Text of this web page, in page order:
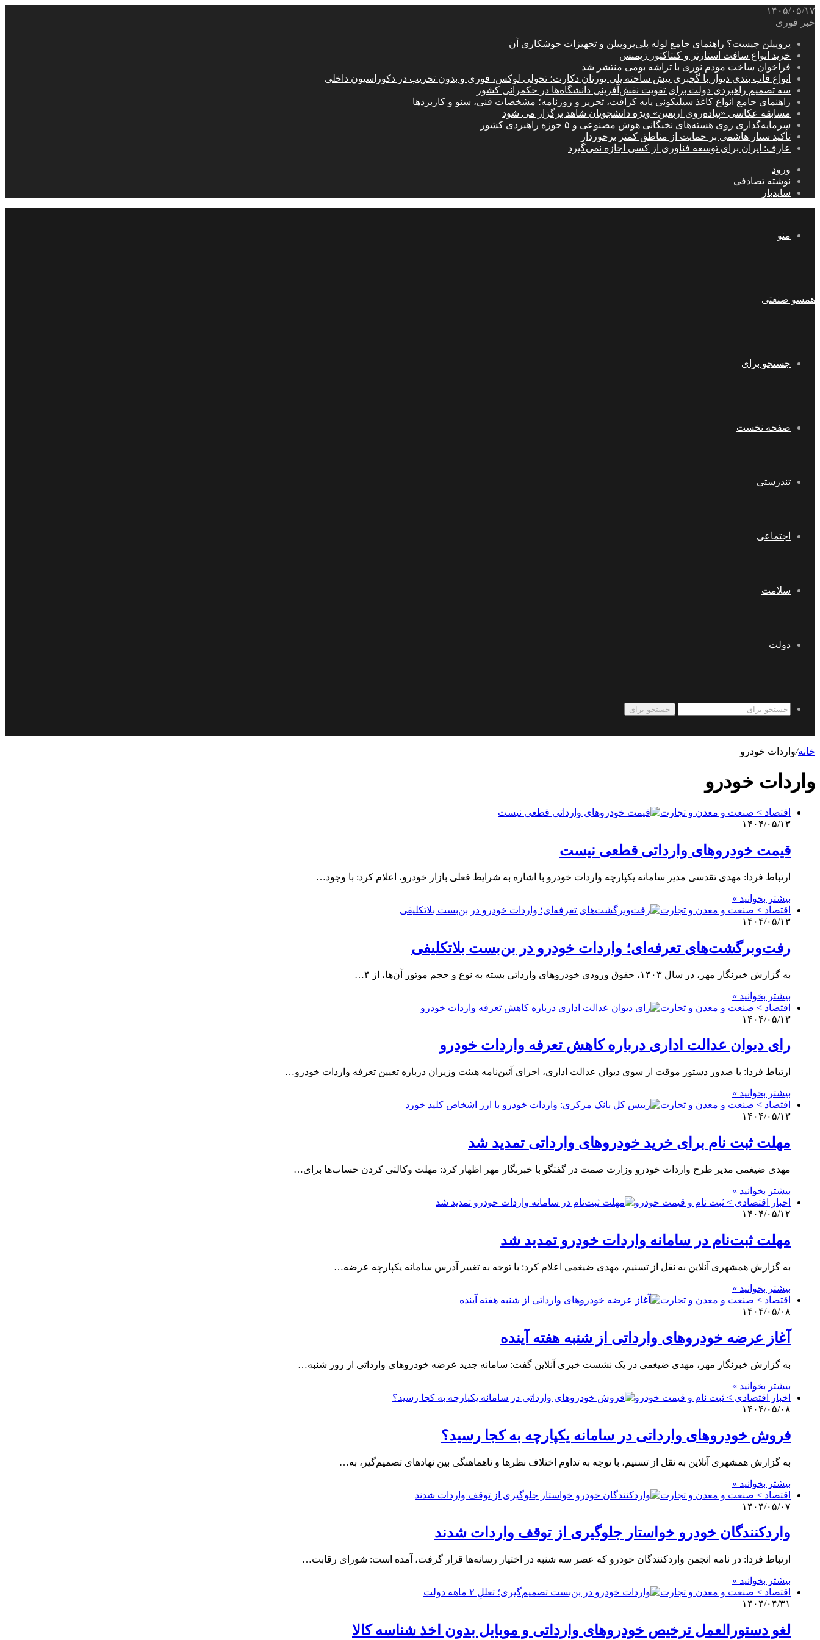
۱۴۰۵/۰۵/۱۷
خبر فوری
پروپیلن چیست؟ راهنمای جامع لوله پلی‌پروپیلن و تجهیزات جوشکاری آن
خرید انواع سافت استارتر و کنتاکتور زیمنس
فراخوان ساخت مودم نوری با تراشه بومی منتشر شد
انواع قاب بندی دیوار با گچبری پیش ساخته پلی یورتان دکارت؛ تحولی لوکس، فوری و بدون تخریب در دکوراسیون داخلی
سه تصمیم راهبردی دولت برای تقویت نقش‌آفرینی دانشگاه‌ها در حکمرانی کشور
راهنمای جامع انواع کاغذ سیلیکونی پایه کرافت، تحریر و روزنامه؛ مشخصات فنی، سئو و کاربردها
مسابقه عکاسی «پیاده‌روی اربعین» ویژه دانشجویان شاهد برگزار می شود
سرمایه‌گذاری روی هسته‌های نخبگانی هوش مصنوعی و ۵ حوزه راهبردی کشور
تأکید ستار هاشمی بر حمایت از مناطق کمتر برخوردار
عارف: ایران برای توسعه فناوری از کسی اجازه نمی‌گیرد
ورود
نوشته تصادفی
سایدبار
منو
همسو صنعتی
جستجو برای
صفحه نخست
تندرستی
اجتماعی
سلامت
دولت
جستجو برای
خانه/واردات خودرو
واردات خودرو
اقتصاد > صنعت و معدن و تجارت
۱۴۰۴/۰۵/۱۳
قیمت خودروهای وارداتی قطعی نیست
ارتباط فردا: مهدی تقدسی مدیر سامانه یکپارچه واردات خودرو با اشاره به شرایط فعلی بازار خودرو، اعلام کرد: با وجود…
بیشتر بخوانید »
اقتصاد > صنعت و معدن و تجارت
۱۴۰۴/۰۵/۱۳
رفت‌وبرگشت‌های تعرفه‌ای؛ واردات خودرو در بن‌بست بلاتکلیفی
به گزارش خبرنگار مهر، در سال ۱۴۰۳، حقوق ورودی خودروهای وارداتی بسته به نوع و حجم موتور آن‌ها، از ۴…
بیشتر بخوانید »
اقتصاد > صنعت و معدن و تجارت
۱۴۰۴/۰۵/۱۳
رای دیوان عدالت اداری درباره کاهش تعرفه واردات خودرو
ارتباط فردا: با صدور دستور موقت از سوی دیوان عدالت اداری، اجرای آئین‌نامه هیئت وزیران درباره تعیین تعرفه واردات خودرو…
بیشتر بخوانید »
اقتصاد > صنعت و معدن و تجارت
۱۴۰۴/۰۵/۱۳
مهلت ثبت نام برای خرید خودروهای وارداتی تمدید شد
مهدی ضیغمی مدیر طرح واردات خودرو وزارت صمت در گفتگو با خبرنگار مهر اظهار کرد: مهلت وکالتی کردن حساب‌ها برای…
بیشتر بخوانید »
اخبار اقتصادی > ثبت نام و قیمت خودرو
۱۴۰۴/۰۵/۱۲
مهلت ثبت‌نام در سامانه واردات خودرو تمدید شد
به گزارش همشهری آنلاین به نقل از تسنیم، مهدی ضیغمی اعلام کرد: با توجه به تغییر آدرس سامانه یکپارچه عرضه…
بیشتر بخوانید »
اقتصاد > صنعت و معدن و تجارت
۱۴۰۴/۰۵/۰۸
آغاز عرضه خودروهای وارداتی از شنبه هفته آینده
به گزارش خبرنگار مهر، مهدی ضیغمی در یک نشست خبری آنلاین گفت: سامانه جدید عرضه خودروهای وارداتی از روز شنبه…
بیشتر بخوانید »
اخبار اقتصادی > ثبت نام و قیمت خودرو
۱۴۰۴/۰۵/۰۸
فروش خودروهای وارداتی در سامانه یکپارچه به کجا رسید؟
به گزارش همشهری آنلاین به نقل از تسنیم، با توجه به تداوم اختلاف نظرها و ناهماهنگی بین نهادهای تصمیم‌گیر، به…
بیشتر بخوانید »
اقتصاد > صنعت و معدن و تجارت
۱۴۰۴/۰۵/۰۷
واردکنندگان خودرو خواستار جلوگیری از توقف واردات شدند
ارتباط فردا: در نامه انجمن واردکنندگان خودرو که عصر سه شنبه در اختیار رسانه‌ها قرار گرفت، آمده است: شورای رقابت…
بیشتر بخوانید »
اقتصاد > صنعت و معدن و تجارت
۱۴۰۴/۰۴/۳۱
لغو دستورالعمل ترخیص خودروهای وارداتی و موبایل بدون اخذ شناسه کالا